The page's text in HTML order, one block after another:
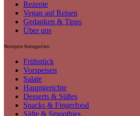
Rezepte
Vegan auf Reisen
Gedanken & Tipps
Über uns
Rezepte-Kategorien
Frühstück
Vorspeisen
Salate
Hauptgerichte
Desserts & Süßes
Snacks & Fingerfood
Säfte & Smoothies